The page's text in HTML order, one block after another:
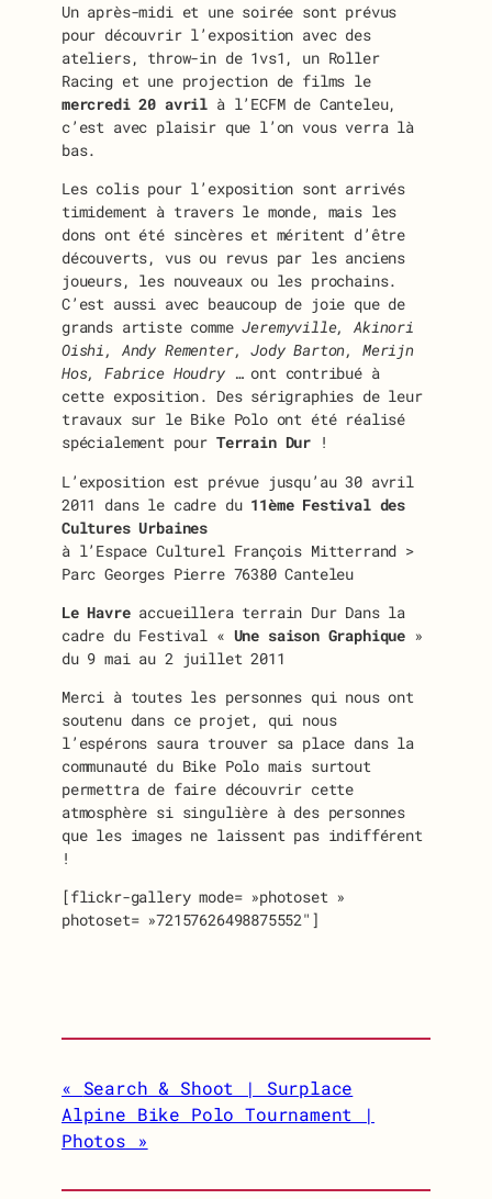
Un après-midi et une soirée sont prévus
pour découvrir l’exposition avec des
ateliers, throw-in de 1vs1, un Roller
Racing et une projection de films le
mercredi 20 avril à l’ECFM de Canteleu,
c’est avec plaisir que l’on vous verra là
bas.
Les colis pour l’exposition sont arrivés
timidement à travers le monde, mais les
dons ont été sincères et méritent d’être
découverts, vus ou revus par les anciens
joueurs, les nouveaux ou les prochains.
C’est aussi avec beaucoup de joie que de
grands artiste commeJeremyville, Akinori
Oishi, Andy Rementer, Jody Barton, Merijn
Hos, Fabrice Houdry… ont contribué à
cette exposition. Des sérigraphies de leur
travaux sur le Bike Polo ont été réalisé
spécialement pour Terrain Dur !
L’exposition est prévue jusqu’au 30 avril
2011 dans le cadre du 11ème Festival des
Cultures Urbaines
à l’Espace Culturel François Mitterrand >
Parc Georges Pierre 76380 Canteleu
Le Havreaccueillera terrain Dur Dans la
cadre du Festival « Une saison Graphique »
du 9 mai au 2 juillet 2011
Merci à toutes les personnes qui nous ont
soutenu dans ce projet, qui nous
l’espérons saura trouver sa place dans la
communauté du Bike Polo mais surtout
permettra de faire découvrir cette
atmosphère si singulière à des personnes
que les images ne laissent pas indifférent
!
[flickr-gallery mode= »photoset »
photoset= »72157626498875552″]
Search & Shoot | Surplace
Alpine Bike Polo Tournament |
Photos